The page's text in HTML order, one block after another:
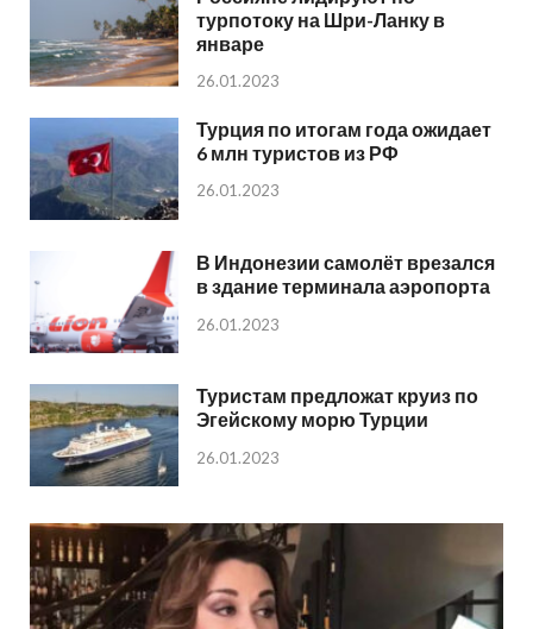
турпотоку на Шри-Ланку в
январе
26.01.2023
Турция по итогам года ожидает
6 млн туристов из РФ
26.01.2023
В Индонезии самолёт врезался
в здание терминала аэропорта
26.01.2023
Туристам предложат круиз по
Эгейскому морю Турции
26.01.2023